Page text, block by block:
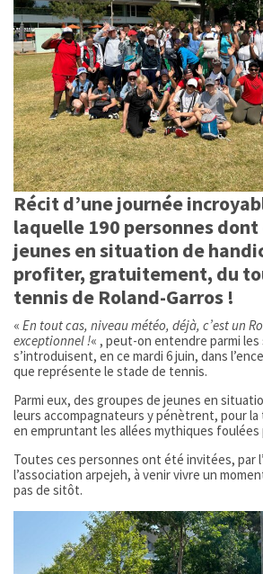
Récit d’une journée
laquelle 190 personnes
jeunes en situation de
profiter, gratuitement, du
tennis de Roland-Garros !
« En tout cas, niveau météo, déjà, c’est un
exceptionnel !« , peut-on entendre parmi
s’introduisent, en ce mardi 6 juin, dans
que représente le stade de tennis.
Parmi eux, des groupes de jeunes en
leurs accompagnateurs y pénètrent, pour
en empruntant les allées mythiques foulées
Toutes ces personnes ont été invitées, par
l’association arpejeh, à venir vivre un
pas de sitôt.